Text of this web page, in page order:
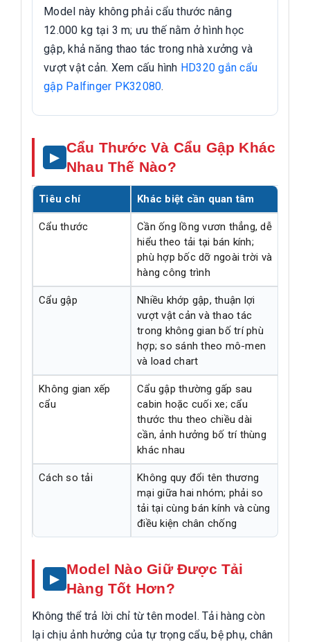
Model này không phải cẩu thước nâng
12.000 kg tại 3 m; ưu thế nằm ở hình học
gập, khả năng thao tác trong nhà xưởng và
vượt vật cản. Xem cấu hình HD320 gắn cẩu
gập Palfinger PK32080.
Cẩu Thước Và Cẩu Gập Khác
Nhau Thế Nào?
Tiêu chí Khác biệt cần quan tâm
Cẩu thước
Cần ống lồng vươn thẳng, dễ
hiểu theo tải tại bán kính;
phù hợp bốc dỡ ngoài trời và
hàng công trình
Cẩu gập
Nhiều khớp gập, thuận lợi
vượt vật cản và thao tác
trong không gian bố trí phù
hợp; so sánh theo mô-men
và load chart
Không gian xếp
cẩu
Cẩu gập thường gấp sau
cabin hoặc cuối xe; cẩu
thước thu theo chiều dài
cần, ảnh hưởng bố trí thùng
khác nhau
Cách so tải
Không quy đổi tên thương
mại giữa hai nhóm; phải so
tải tại cùng bán kính và cùng
điều kiện chân chống
Model Nào Giữ Được Tải
Hàng Tốt Hơn?
Không thể trả lời chỉ từ tên model. Tải hàng còn
lại chịu ảnh hưởng của tự trọng cẩu, bệ phụ, chân